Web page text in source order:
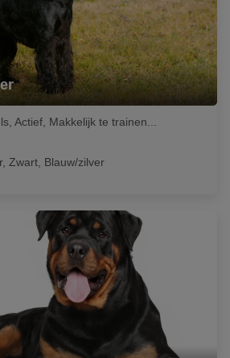
Actief, Makkelijk te trainen...
Zwart, Blauw/zilver